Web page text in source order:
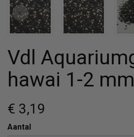
Vdl
hawai 1-2 mm
€ 3,19
Aantal